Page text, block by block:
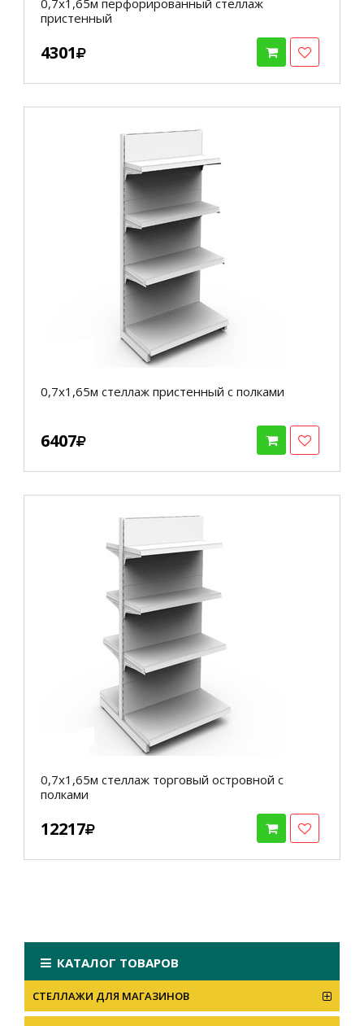
0,7х1,65м перфорированный стеллаж
пристенный
4301
0,7х1,65м стеллаж пристенный с полками
6407
0,7х1,65м стеллаж торговый островной с
полками
12217
КАТАЛОГ ТОВАРОВ
СТЕЛЛАЖИ ДЛЯ МАГАЗИНОВ